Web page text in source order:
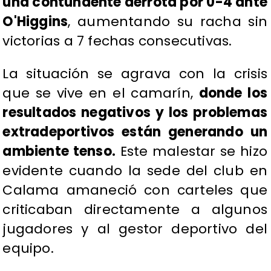
O'Higgins, aumentando su racha sin
victorias a 7 fechas consecutivas.
La situación se agrava con la crisis
que se vive en el camarín, donde los
resultados negativos y los problemas
extradeportivos están generando un
ambiente tenso. Este malestar se hizo
evidente cuando la sede del club en
Calama amaneció con carteles que
criticaban directamente a algunos
jugadores y al gestor deportivo del
equipo.